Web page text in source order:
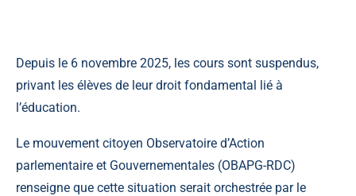
Depuis le 6 novembre 2025, les cours sont suspendus,
privant les élèves de leur droit fondamental lié à
l’éducation.
Le mouvement citoyen Observatoire d’Action
parlementaire et Gouvernementales (OBAPG-RDC)
renseigne que cette situation serait orchestrée par le